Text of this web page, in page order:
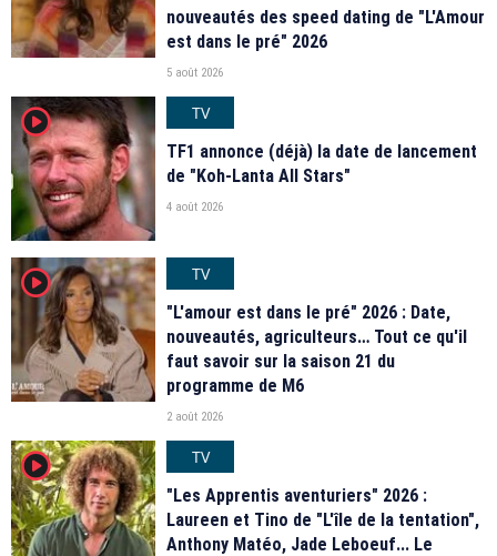
nouveautés des speed dating de "L'Amour
est dans le pré" 2026
5 août 2026
player2
TV
TF1 annonce (déjà) la date de lancement
de "Koh-Lanta All Stars"
4 août 2026
player2
TV
"L'amour est dans le pré" 2026 : Date,
nouveautés, agriculteurs… Tout ce qu'il
faut savoir sur la saison 21 du
programme de M6
2 août 2026
player2
TV
"Les Apprentis aventuriers" 2026 :
Laureen et Tino de "L'île de la tentation",
Anthony Matéo, Jade Leboeuf... Le